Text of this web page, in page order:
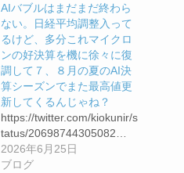
AIバブルはまだまだ終わら
ない。日経平均調整入って
るけど、多分これマイクロ
ンの好決算を機に徐々に復
調して７、８月の夏のAI決
算シーズンでまた最高値更
新してくるんじゃね？
https://twitter.com/kiokunir/s
tatus/20698744305082…
2026年6月25日
ブログ